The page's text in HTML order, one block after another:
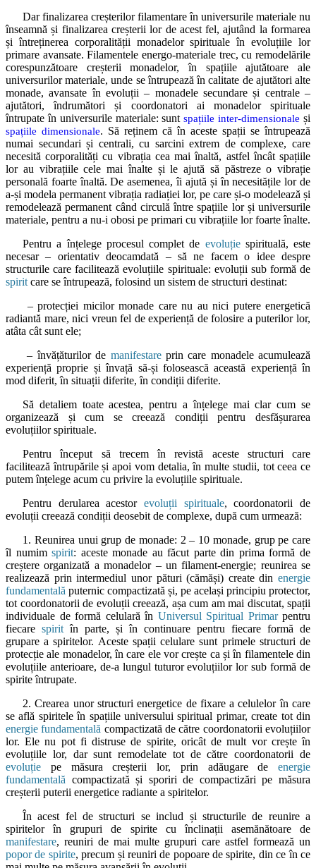
Dar finalizarea creșterilor filamentare în universurile materiale nu
înseamnă și finalizarea creșterii lor de acest fel, ajutând la formarea
și întreținerea corporalității monadelor spirituale în evoluțiile lor
primare avansate. Filamentele energo-materiale trec, cu remodelările
corespunzătoare creșterii monadelor, în spațiile ajutătoare ale
universurilor materiale, unde se întrupează în calitate de ajutători alte
monade, avansate în evoluții – monadele secundare și centrale –
ajutători, îndrumători și coordonatori ai monadelor spirituale
întrupate în universurile materiale: suntspațiile inter-dimensionale și
spațiile dimensionale. Să reținem că în aceste spații se întrupează
numai secundari și centrali, cu sarcini extrem de complexe, care
necesită corporalități cu vibrația cea mai înaltă, astfel încât spațiile
lor au vibrațiile cele mai înalte și le ajută să păstreze o vibrație
personală foarte înaltă. De asemenea, îi ajută și în necesitățile lor de
a-și modela permanent vibrația radiației lor, pe care și-o modelează și
remodelează permanent când circulă între spațiile lor și universurile
materiale, pentru a nu-i obosi pe primari cu vibrațiile lor foarte înalte.
Pentru a înțelege procesul complet de evoluțiespirituală, este
necesar – orientativ deocamdată – să ne facem o idee despre
structurile care facilitează evoluțiile spirituale: evoluții sub formă de
spirit care se întrupează, folosind un sistem de structuri destinat:
– protecției micilor monade care nu au nici putere energetică
radiantă mare, nici vreun fel de experiență de folosire a puterilor lor,
atâta cât sunt ele;
– învățăturilor de manifestareprin care monadele acumulează
experiență proprie și învață să-și folosească această experiență în
mod diferit, în situații diferite, în condiții diferite.
Să detaliem toate acestea, pentru a înțelege mai clar cum se
organizează și cum se creează condiții pentru desfășurarea
evoluțiilor spirituale.
Pentru început să trecem în revistă aceste structuri care
facilitează întrupările și apoi vom detalia, în multe studii, tot ceea ce
putem înțelege acum cu privire la evoluțiile spirituale.
Pentru derularea acestor evoluții spirituale, coordonatorii de
evoluții creează condiții deosebit de complexe, după cum urmează:
1. Reunirea unui grup de monade: 2 – 10 monade, grup pe care
îl numimspirit: aceste monade au făcut parte din prima formă de
creștere organizată a monadelor – un filament-energie; reunirea se
realizează prin intermediul unor pături (cămăși) create din energie
fundamentală puternic compactizată și, pe același principiu protector,
tot coordonatorii de evoluții creează, așa cum am mai discutat, spații
individuale de formă celulară în Universul Spiritual Primarpentru
fiecare spirit în parte, și în continuare pentru fiecare formă de
grupare a spiritelor. Aceste spații celulare sunt primele structuri de
protecție ale monadelor, în care ele vor crește ca și în filamentele din
evoluțiile anterioare, de-a lungul tuturor evoluțiilor lor sub formă de
spirite întrupate.
2. Crearea unor structuri energetice de fixare a celulelor în care
se află spiritele în spațiile universului spiritual primar, create tot din
energie fundamentală compactizată de către coordonatorii evoluțiilor
lor. Ele nu pot fi distruse de spirite, oricât de mult vor crește în
evoluțiile lor, dar sunt remodelate tot de către coordonatorii de
evoluție pe măsura creșterii lor, prin adăugare de energie
fundamentală compactizată și sporiri de compactizări pe măsura
creșterii puterii energetice radiante a spiritelor.
În acest fel de structuri se includ și structurile de reunire a
spiritelor în grupuri de spirite cu înclinații asemănătoare de
manifestare, reuniri de mai multe grupuri care astfel formează un
popor de spirite, precum și reuniri de popoare de spirite, din ce în ce